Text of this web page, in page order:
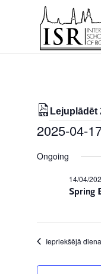
Lejuplādēt
for
17/
2025-04-
date.
Ongoing
Spring
14/04/
Iepriekšējā diena